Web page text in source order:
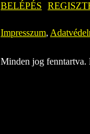
BELÉPÉS
Impresszum,
Minden jog fenntartva.